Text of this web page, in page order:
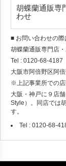
胡蝶蘭通販専
わせ
■ お問い合わせの
胡蝶蘭通販専門店
Tel : 0120-68-4187
大阪市阿倍野区阿
※上記事業所での店
大阪・神戸に９店
Style）。同店では
す。
Tel : 0120-68-